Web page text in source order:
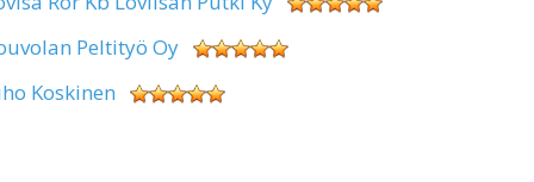
Peltityö Oy
Koskinen